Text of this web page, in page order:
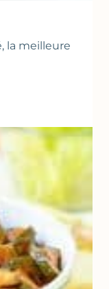
la meilleure